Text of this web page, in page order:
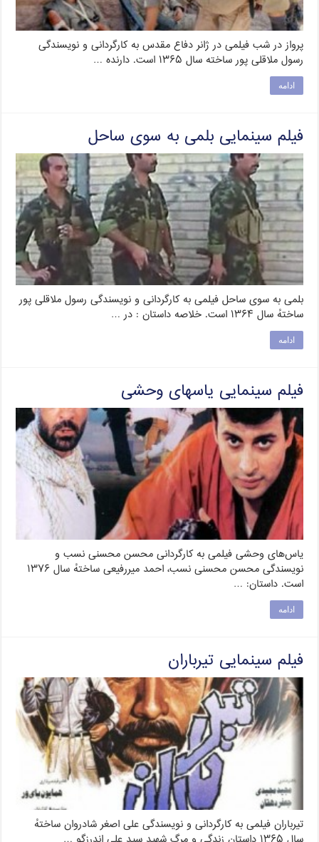
پرواز در شب فیلمی در ژانر دفاع مقدس به کارگردانی و نویسندگی
رسول ملاقلی پور ساخته سال ۱۳۶۵ است. دارنده …
ادامه
فیلم سینمایی بلمی به سوی ساحل
بلمی به سوی ساحل فیلمی به کارگردانی و نویسندگی رسول ملاقلی پور
ساختهٔ سال ۱۳۶۴ است. خلاصه داستان : در …
ادامه
فیلم سینمایی یاسهای وحشی
یاس‌های وحشی فیلمی به کارگردانی محسن محسنی نسب و
نویسندگی محسن محسنی نسب، احمد میررفیعی ساختهٔ سال ۱۳۷۶
است. داستان: …
ادامه
فیلم سینمایی تیرباران
تیرباران فیلمی به کارگردانی و نویسندگی علی اصغر شادروان ساختهٔ